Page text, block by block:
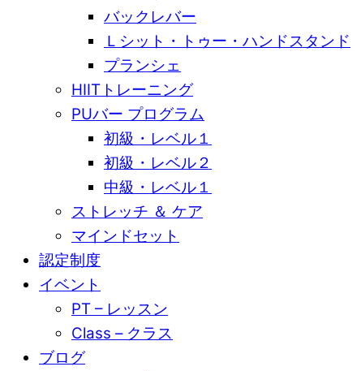
バックレバー
Ｌシット・トゥー・ハンドスタンド
プランシェ
HIITトレーニング
PUバー プログラム
初級・レベル１
初級・レベル２
中級・レベル１
ストレッチ ＆ ケア
マインドセット
認定制度
イベント
PT – レッスン
Class – クラス
ブログ